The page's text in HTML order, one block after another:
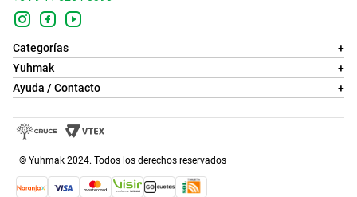
Categorías
+
Yuhmak
+
Ayuda / Contacto
+
© Yuhmak 2024. Todos los derechos reservados